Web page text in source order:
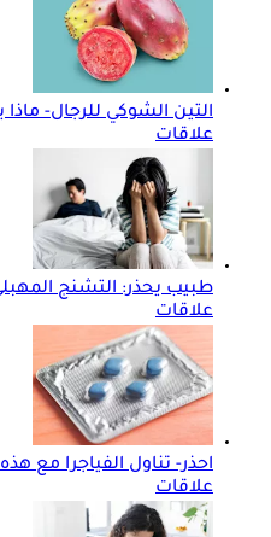
التين الشوكي للرجال- ماذا
علاقات
طبيب يحذر: التشنج
علاقات
احذر- تناول الفياجرا مع
علاقات